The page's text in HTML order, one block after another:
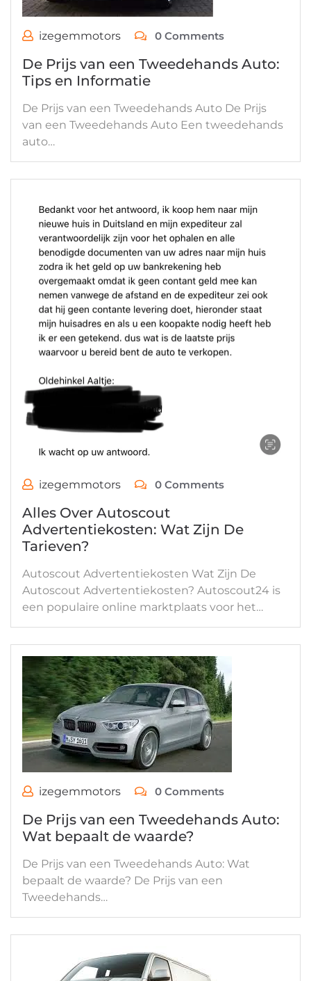
izegemmotors 0 Comments
De Prijs van een Tweedehands Auto:
Tips en Informatie
De Prijs van een Tweedehands Auto De Prijs
van een Tweedehands Auto Een tweedehands
auto…
izegemmotors 0 Comments
Alles Over Autoscout
Advertentiekosten: Wat Zijn De
Tarieven?
Autoscout Advertentiekosten Wat Zijn De
Autoscout Advertentiekosten? Autoscout24 is
een populaire online marktplaats voor het…
izegemmotors 0 Comments
De Prijs van een Tweedehands Auto:
Wat bepaalt de waarde?
De Prijs van een Tweedehands Auto: Wat
bepaalt de waarde? De Prijs van een
Tweedehands…